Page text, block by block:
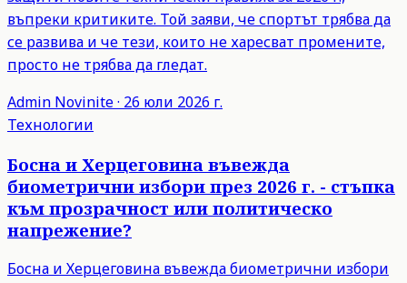
въпреки критиките. Той заяви, че спортът трябва да
се развива и че тези, които не харесват промените,
просто не трябва да гледат.
Admin Novinite· 26 юли 2026 г.
Технологии
Босна и Херцеговина въвежда
биометрични избори през 2026 г. - стъпка
към прозрачност или политическо
напрежение?
Босна и Херцеговина въвежда биометрични избори